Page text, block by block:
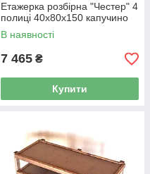
Етажерка розбірна "Честер" 4
полиці 40х80х150 капучино
В наявності
7 465 ₴
Купити